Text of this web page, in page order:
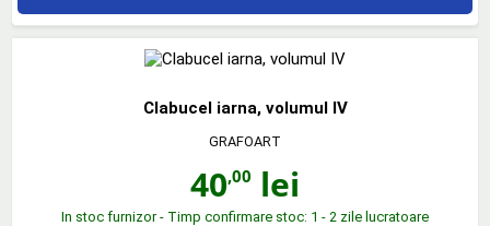
Clabucel iarna, volumul IV
GRAFOART
40,00 lei
In stoc furnizor - Timp confirmare stoc: 1 - 2 zile lucratoare